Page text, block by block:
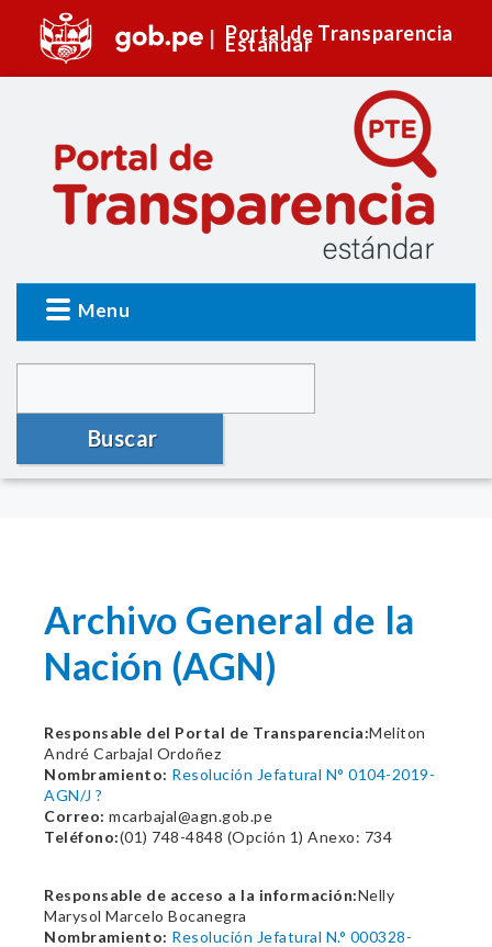
Portal de Transparencia
Estándar
Menu
Buscar
Archivo General de la
Nación (AGN)
Responsable del Portal de Transparencia:Meliton
André Carbajal Ordoñez
Nombramiento: Resolución Jefatural N° 0104-2019-
AGN/J ?
Correo: mcarbajal@agn.gob.pe
Teléfono:(01) 748-4848 (Opción 1) Anexo: 734
Responsable de acceso a la información:Nelly
Marysol Marcelo Bocanegra
Nombramiento: Resolución Jefatural N.° 000328-